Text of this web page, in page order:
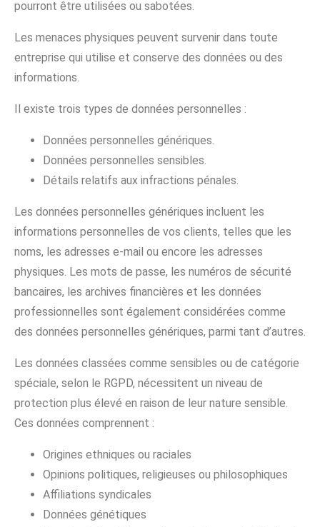
pourront être utilisées ou sabotées.
Les menaces physiques peuvent survenir dans toute
entreprise qui utilise et conserve des données ou des
informations.
Il existe trois types de données personnelles :
Données personnelles génériques.
Données personnelles sensibles.
Détails relatifs aux infractions pénales.
Les données personnelles génériques incluent les
informations personnelles de vos clients, telles que les
noms, les adresses e-mail ou encore les adresses
physiques. Les mots de passe, les numéros de sécurité
bancaires, les archives financières et les données
professionnelles sont également considérées comme
des données personnelles génériques, parmi tant d’autres.
Les données classées comme sensibles ou de catégorie
spéciale, selon le RGPD, nécessitent un niveau de
protection plus élevé en raison de leur nature sensible.
Ces données comprennent :
Origines ethniques ou raciales
Opinions politiques, religieuses ou philosophiques
Affiliations syndicales
Données génétiques